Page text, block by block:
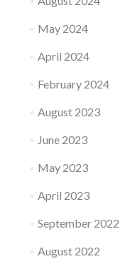
May 2024
April 2024
February 2024
August 2023
June 2023
May 2023
April 2023
September 2022
August 2022